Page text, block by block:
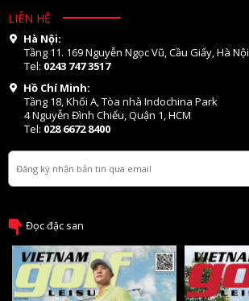
LIÊN HỆ
Hà Nội:
Tầng 11. 169 Nguyễn Ngọc Vũ, Cầu Giấy, Hà Nội
Tel: 0243 747 3517
Hồ Chí Minh:
Tầng 18, Khối A, Tòa nhà Indochina Park
4 Nguyễn Đình Chiểu, Quận 1, HCM
Tel: 028 6672 8400
Đọc đặc san